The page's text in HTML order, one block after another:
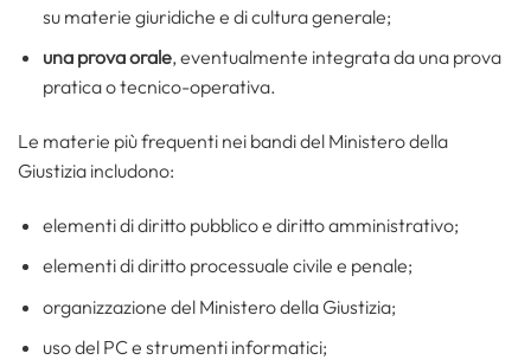
su materie giuridiche e di cultura generale;
una prova orale, eventualmente integrata da una prova
pratica o tecnico-operativa.
Le materie più frequenti nei bandi del Ministero della
Giustizia includono:
elementi di diritto pubblico e diritto amministrativo;
elementi di diritto processuale civile e penale;
organizzazione del Ministero della Giustizia;
uso del PC e strumenti informatici;